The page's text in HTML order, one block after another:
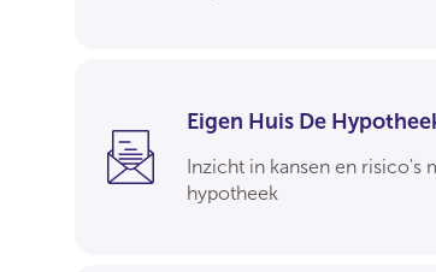
Eigen Huis De
Inzicht in kansen en risico's
hypotheek